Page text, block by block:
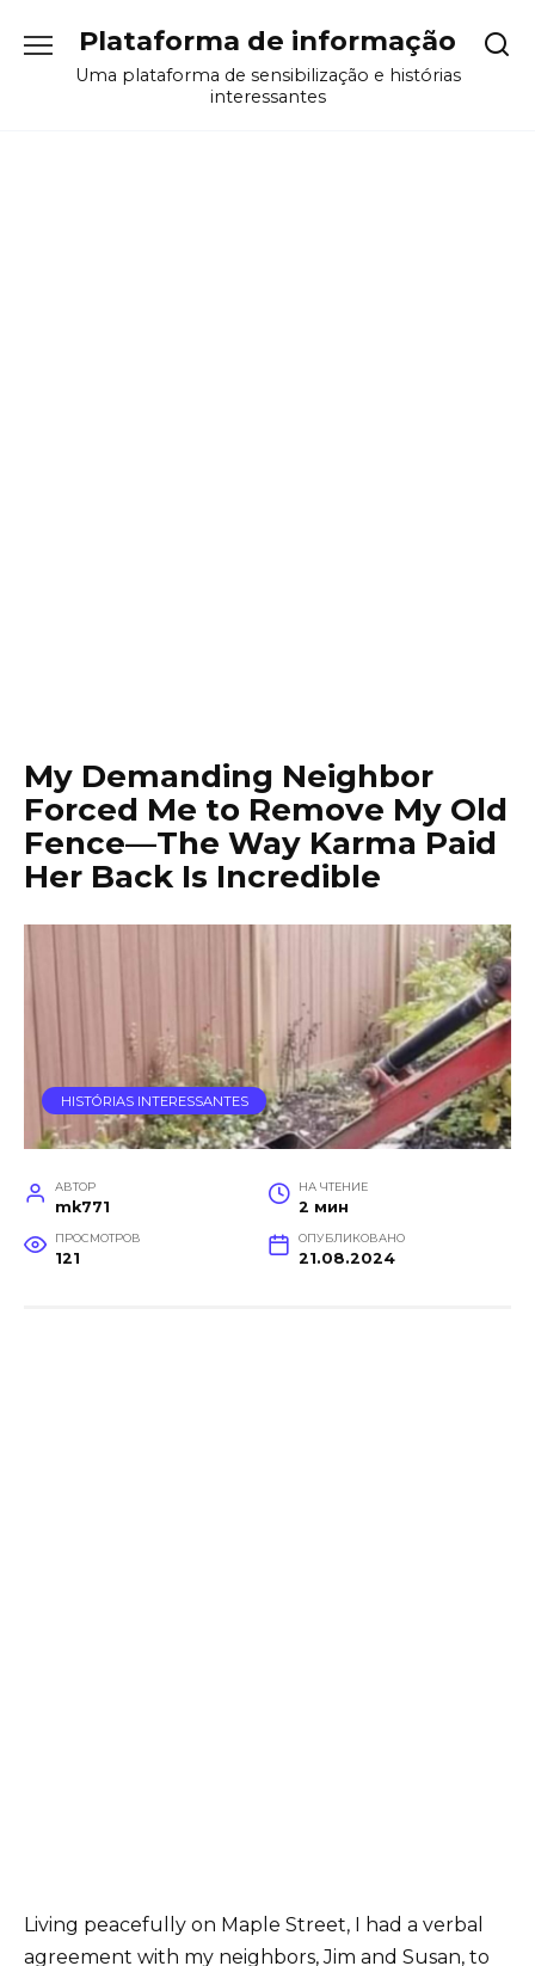
содержанию
Plataforma de informação
Uma plataforma de sensibilização e histórias
interessantes
My Demanding Neighbor
Forced Me to Remove My Old
Fence—The Way Karma Paid
Her Back Is Incredible
HISTÓRIAS INTERESSANTES
АВТОР
mk771
НА ЧТЕНИЕ
2 мин
ПРОСМОТРОВ
121
ОПУБЛИКОВАНО
21.08.2024
Living peacefully on Maple Street, I had a verbal
agreement with my neighbors, Jim and Susan, to